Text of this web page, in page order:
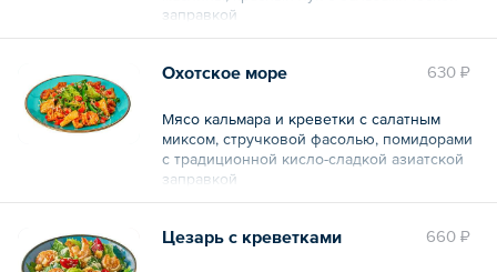
заправкой
630 ₽
Охотское море
Мясо кальмара и креветки с салатным
миксом, стручковой фасолью, помидорами
с традиционной кисло-сладкой азиатской
заправкой
660 ₽
Цезарь с креветками